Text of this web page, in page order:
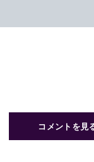
コメントを見